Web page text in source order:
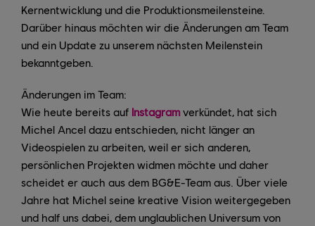
Kernentwicklung und die Produktionsmeilensteine.
Darüber hinaus möchten wir die Änderungen am Team
und ein Update zu unserem nächsten Meilenstein
bekanntgeben.
Änderungen im Team:
Wie heute bereits auf Instagramverkündet, hat sich
Michel Ancel dazu entschieden, nicht länger an
Videospielen zu arbeiten, weil er sich anderen,
persönlichen Projekten widmen möchte und daher
scheidet er auch aus dem BG&E-Team aus. Über viele
Jahre hat Michel seine kreative Vision weitergegeben
und half uns dabei, dem unglaublichen Universum von